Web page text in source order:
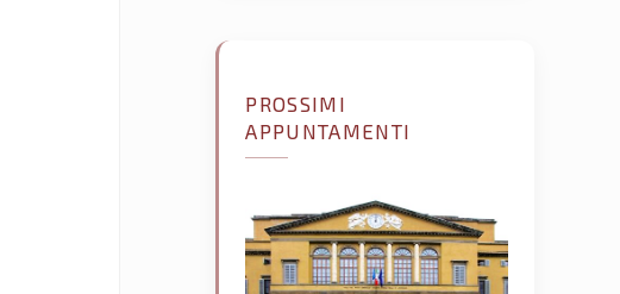
PROSSIMI
APPUNTAMENTI